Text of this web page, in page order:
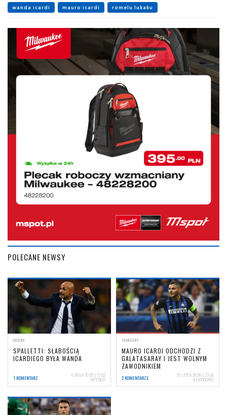
wanda icardi mauro icardi romelu lukaku
POLECANE NEWSY
OGÓLNA
SPALLETTI: SŁABOŚCIĄ
ICARDIEGO BYŁA WANDA
1 KOMENTARZ 6 MAJA 2025 | 17:52
INTER00
TRANSFERY
MAURO ICARDI ODCHODZI Z
GALATASARAY I JEST WOLNYM
ZAWODNIKIEM
2 KOMENTARZE 15 LIPCA 2026 | 23:26
NERIOCORSI